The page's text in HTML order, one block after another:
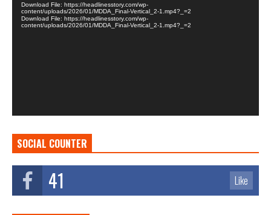
Download File: https://headlinesstory.com/wp-
content/uploads/2026/01/MDDA_Final-Vertical_2-1.mp4?_=2
Download File: https://headlinesstory.com/wp-
content/uploads/2026/01/MDDA_Final-Vertical_2-1.mp4?_=2
SOCIAL COUNTER
41 Like